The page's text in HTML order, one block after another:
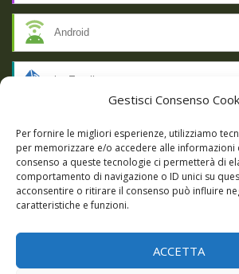
Gestisci Consenso
Per fornire le migliori esperienze, utilizziamo
per memorizzare e/o accedere alle informazioni
consenso a queste tecnologie ci permetterà di
comportamento di navigazione o ID unici su
acconsentire o ritirare il consenso può influire
caratteristiche e funzioni.
ACCETTA
Android
by Email
RSS
SSL SECURE